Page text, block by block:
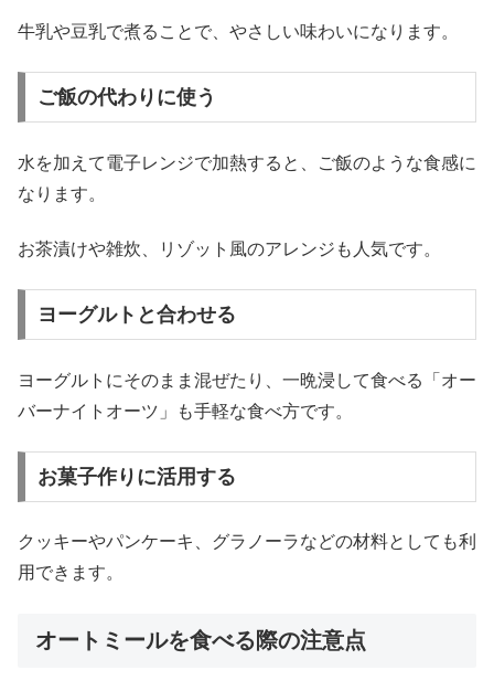
牛乳や豆乳で煮ることで、やさしい味わいになります。
ご飯の代わりに使う
水を加えて電子レンジで加熱すると、ご飯のような食感に
なります。
お茶漬けや雑炊、リゾット風のアレンジも人気です。
ヨーグルトと合わせる
ヨーグルトにそのまま混ぜたり、一晩浸して食べる「オー
バーナイトオーツ」も手軽な食べ方です。
お菓子作りに活用する
クッキーやパンケーキ、グラノーラなどの材料としても利
用できます。
オートミールを食べる際の注意点